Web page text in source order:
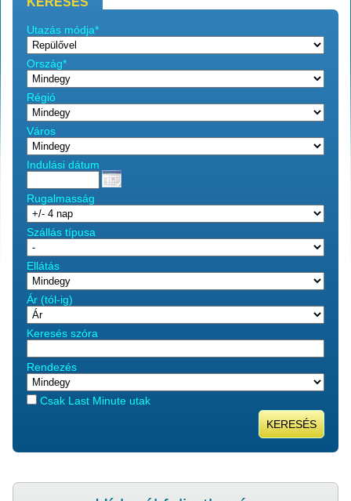
Utazás módja*
Ország*
Régió
Város
Indulási dátum
Rugalmasság
Szállás típusa
Ellátás
Ár (tól-ig)
Keresés szóra
Rendezés
Csak Last Minute utak
KERESÉS